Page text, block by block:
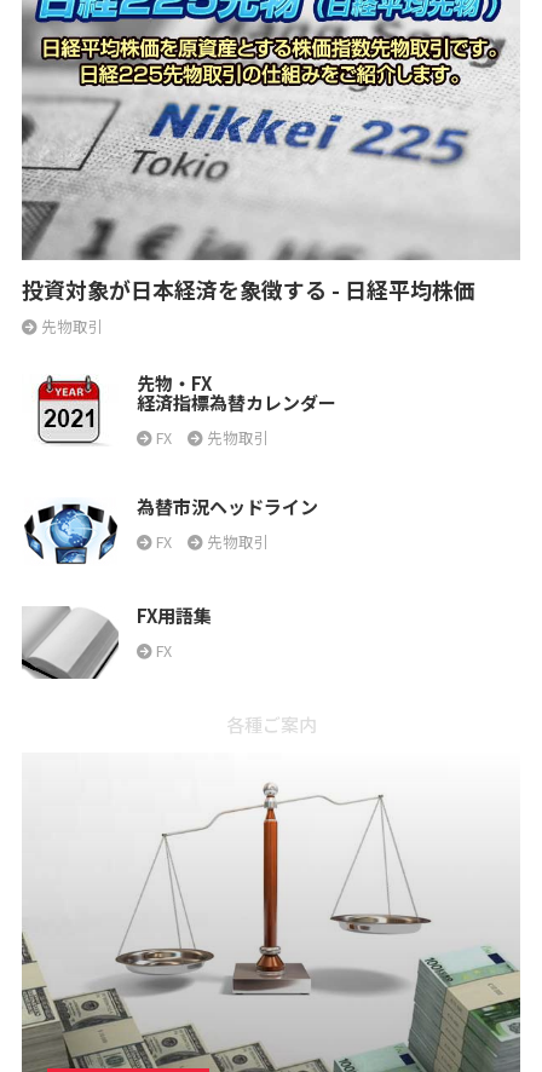
投資対象が日本経済を象徴する - 日経平均株価
先物取引
先物・FX
経済指標為替カレンダー
FX 先物取引
為替市況ヘッドライン
FX 先物取引
FX用語集
FX
各種ご案内